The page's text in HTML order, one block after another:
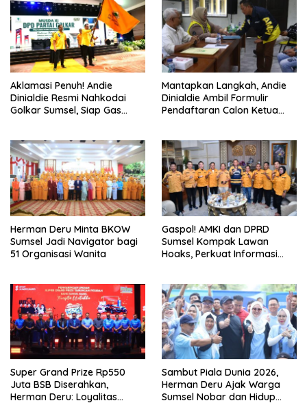
Aklamasi Penuh! Andie
Dinialdie Resmi Nahkodai
Golkar Sumsel, Siap Gas
Mantapkan Langkah, Andie
Dinialdie Ambil Formulir
Pendaftaran Calon Ketua
Herman Deru Minta BKOW
Sumsel Jadi Navigator bagi
51 Organisasi Wanita
Gaspol! AMKI dan DPRD
Sumsel Kompak Lawan
Hoaks, Perkuat Informasi
Super Grand Prize Rp550
Juta BSB Diserahkan,
Herman Deru: Loyalitas
Sambut Piala Dunia 2026,
Herman Deru Ajak Warga
Sumsel Nobar dan Hidup